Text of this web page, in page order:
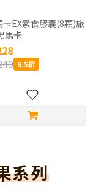
卡EX素食膠囊(8顆)旅
馬卡
9.5折
系列